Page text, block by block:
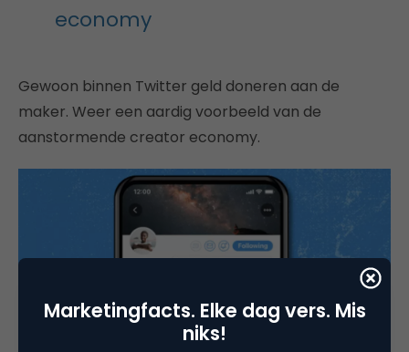
economy
Gewoon binnen Twitter geld doneren aan de
maker. Weer een aardig voorbeeld van de
aanstormende creator economy.
Marketingfacts. Elke dag vers. Mis
niks!